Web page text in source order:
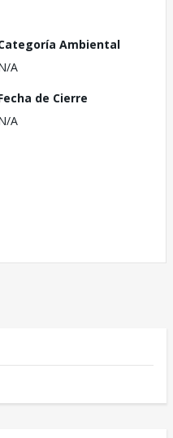
Ambiental
A
de Cierre
A